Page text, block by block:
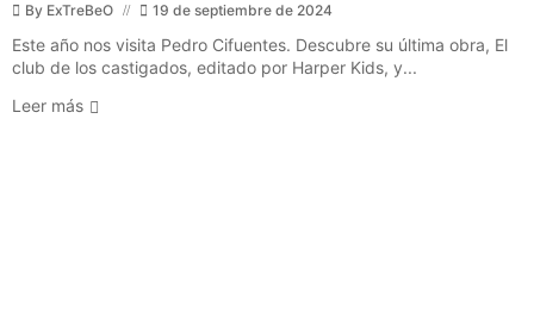
By ExTreBeO 19 de septiembre de 2024
Este año nos visita Pedro Cifuentes. Descubre su última obra, El
club de los castigados, editado por Harper Kids, y...
Leer más